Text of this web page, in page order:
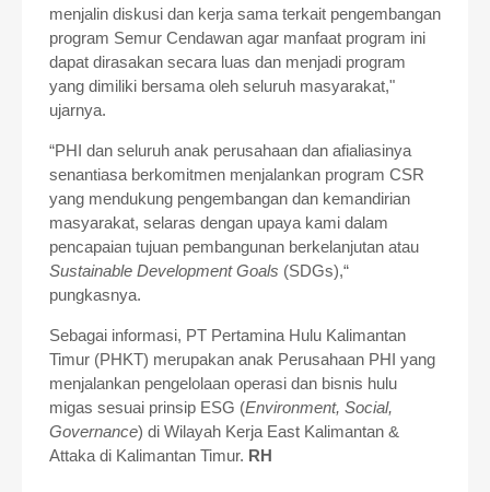
menjalin diskusi dan kerja sama terkait pengembangan
program Semur Cendawan agar manfaat program ini
dapat dirasakan secara luas dan menjadi program
yang dimiliki bersama oleh seluruh masyarakat,"
ujarnya.
“PHI dan seluruh anak perusahaan dan afialiasinya
senantiasa berkomitmen menjalankan program CSR
yang mendukung pengembangan dan kemandirian
masyarakat, selaras dengan upaya kami dalam
pencapaian tujuan pembangunan berkelanjutan atau
Sustainable Development Goals (SDGs),“
pungkasnya.
Sebagai informasi, PT Pertamina Hulu Kalimantan
Timur (PHKT) merupakan anak Perusahaan PHI yang
menjalankan pengelolaan operasi dan bisnis hulu
migas sesuai prinsip ESG (Environment, Social,
Governance) di Wilayah Kerja East Kalimantan &
Attaka di Kalimantan Timur. RH